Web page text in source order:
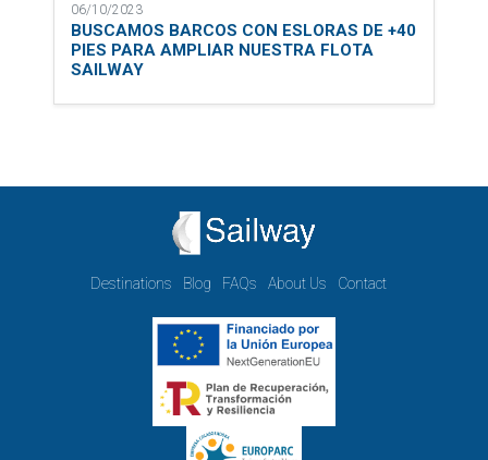
06/10/2023
BUSCAMOS BARCOS CON ESLORAS DE +40
PIES PARA AMPLIAR NUESTRA FLOTA
SAILWAY
Destinations Blog FAQs About Us Contact